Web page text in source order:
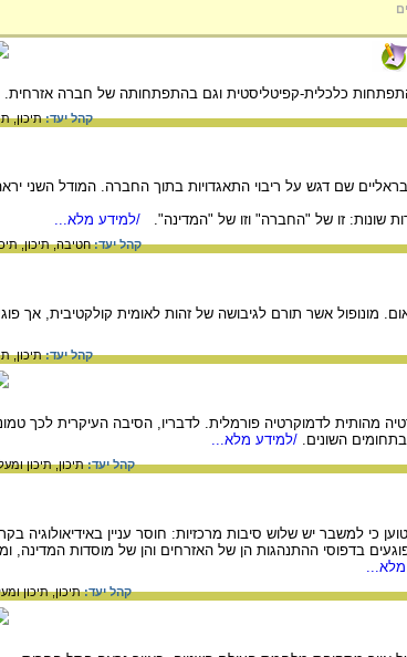
כלכלית-קפיטליסטית וגם בהתפתחותה של חברה אזרחית.
קהל יעד:תיכון,
שם דגש על ריבוי התאגדויות בתוך החברה. המודל השני
שונות: זו של "החברה" וזו של "המדינה".
/למידע מלא...
קהל יעד:חטיבה,תיכון,
מונופול אשר תורם לגיבושה של זהות לאומית קולקטיבית, אך
קהל יעד:תיכון,
מהותית לדמוקרטיה פורמלית. לדבריו, הסיבה העיקרית לכך
השונים. /למידע מלא...
קהל יעד:תיכון,תיכון
למשבר יש שלוש סיבות מרכזיות: חוסר עניין באידיאולוגיה
בדפוסי ההתנהגות הן של האזרחים והן של מוסדות
קהל יעד:תיכון,תיכון